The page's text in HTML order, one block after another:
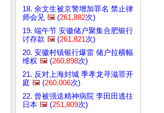
18. 余文生被京警增加罪名 禁止律
师会见 🖼️ (261,882次)
19. 端午节 安徽储户聚集合肥银行
讨存款 🖼️ (261,821次)
20. 安徽村镇银行爆雷 储户拉横幅
维权 🖼️ (260,898次)
21. 反对上海封城 季孝龙寻滋罪开
庭 🖼️ (260,006次)
22. 曾被强送精神病院 李田田逃往
日本 🖼️ (251,809次)